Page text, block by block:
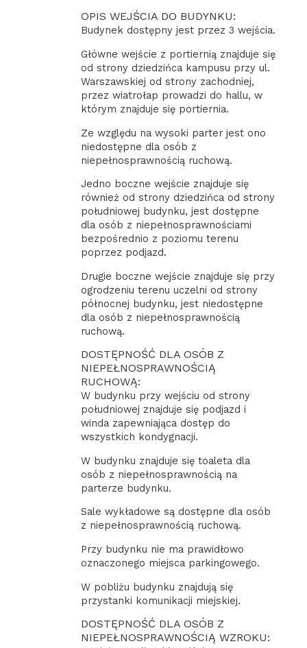
OPIS WEJŚCIA DO BUDYNKU:
Budynek dostępny jest przez 3 wejścia.
Główne wejście z portiernią znajduje się
od strony dziedzińca kampusu przy ul.
Warszawskiej od strony zachodniej,
przez wiatrołap prowadzi do hallu, w
którym znajduje się portiernia.
Ze względu na wysoki parter jest ono
niedostępne dla osób z
niepełnosprawnością ruchową.
Jedno boczne wejście znajduje się
również od strony dziedzińca od strony
południowej budynku, jest dostępne
dla osób z niepełnosprawnościami
bezpośrednio z poziomu terenu
poprzez podjazd.
Drugie boczne wejście znajduje się przy
ogrodzeniu terenu uczelni od strony
północnej budynku, jest niedostępne
dla osób z niepełnosprawnością
ruchową.
DOSTĘPNOŚĆ DLA OSÓB Z
NIEPEŁNOSPRAWNOŚCIĄ
RUCHOWĄ:
W budynku przy wejściu od strony
południowej znajduje się podjazd i
winda zapewniająca dostęp do
wszystkich kondygnacji.
W budynku znajduje się toaleta dla
osób z niepełnosprawnością na
parterze budynku.
Sale wykładowe są dostępne dla osób
z niepełnosprawnością ruchową.
Przy budynku nie ma prawidłowo
oznaczonego miejsca parkingowego.
W pobliżu budynku znajdują się
przystanki komunikacji miejskiej.
DOSTĘPNOŚĆ DLA OSÓB Z
NIEPEŁNOSPRAWNOŚCIĄ WZROKU: